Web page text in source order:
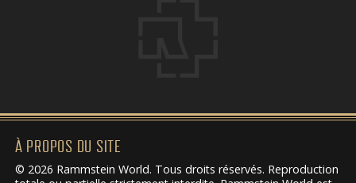
À PROPOS DU SITE
© 2026 Rammstein World. Tous droits réservés. Reproduction